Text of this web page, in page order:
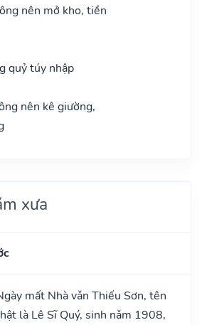
nên mở kho, tiền
quỷ túy nhập
nên kê giường,
xưa
mất Nhà vǎn Thiếu Sơn, tên
là Lê Sĩ Quý, sinh nǎm 1908,